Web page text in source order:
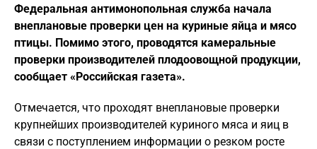
Федеральная антимонопольная служба начала
внеплановые проверки цен на куриные яйца и мясо
птицы. Помимо этого, проводятся камеральные
проверки производителей плодоовощной продукции,
сообщает «Российская газета».
Отмечается, что проходят внеплановые проверки
крупнейших производителей куриного мяса и яиц в
связи с поступлением информации о резком росте